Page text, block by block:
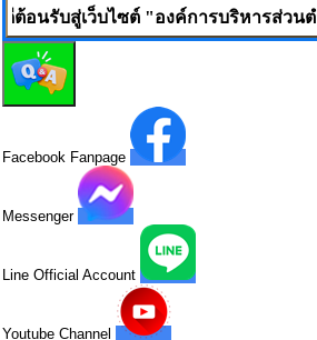
"องค์การบริหารส่วนตำบลเมืองใหม่ อำ
Facebook Fanpage
Messenger
Line Official Account
Youtube Channel